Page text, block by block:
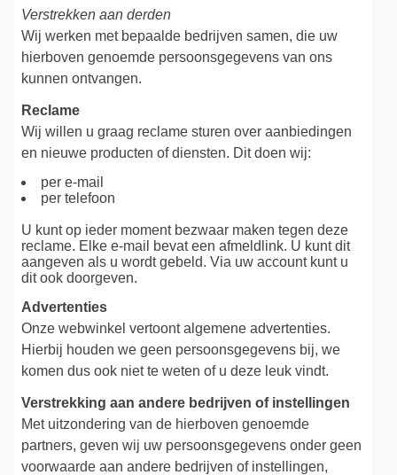
Verstrekken aan derden
Wij werken met bepaalde bedrijven samen, die uw
hierboven genoemde persoonsgegevens van ons
kunnen ontvangen.
Reclame
Wij willen u graag reclame sturen over aanbiedingen
en nieuwe producten of diensten. Dit doen wij:
per e-mail
per telefoon
U kunt op ieder moment bezwaar maken tegen deze
reclame. Elke e-mail bevat een afmeldlink. U kunt dit
aangeven als u wordt gebeld. Via uw account kunt u
dit ook doorgeven.
Advertenties
Onze webwinkel vertoont algemene advertenties.
Hierbij houden we geen persoonsgegevens bij, we
komen dus ook niet te weten of u deze leuk vindt.
Verstrekking aan andere bedrijven of instellingen
Met uitzondering van de hierboven genoemde
partners, geven wij uw persoonsgegevens onder geen
voorwaarde aan andere bedrijven of instellingen,